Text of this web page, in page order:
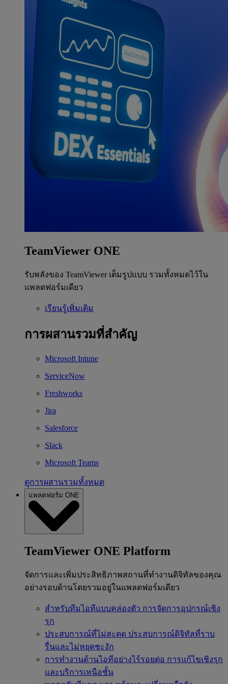
TeamViewer ONE
รับพลังของ TeamViewer เต็มรูปแบบ รวมทั้งหมดไว้ใน
แพลตฟอร์มเดียว
เรียนรู้เพิ่มเติม
การผสานรวมที่สำคัญ
Microsoft Intune
ServiceNow
Freshworks
Jira
Salesforce
Slack
Microsoft Teams
ดูการผสานรวมทั้งหมด
แพลตฟอร์ม ONE
TeamViewer ONE Platform
จัดการและเพิ่มประสิทธิภาพสถานที่ทำงานดิจิทัลของคุณ
อย่างรอบด้านโดยรวมอยู่ในแพลตฟอร์มเดียว
สำหรับทีมไอทีแบบคล่องตัว การจัดการอุปกรณ์เชิง
รุก
ประสบการณ์ที่ไม่สะดุด ประสบการณ์ดิจิทัลที่ราบ
รื่นและไม่หยุดชะงัก
การทำงานด้านไอทีอย่างไร้รอยต่อ การแก้ไขเชิงรุก
และบริการเหนือชั้น